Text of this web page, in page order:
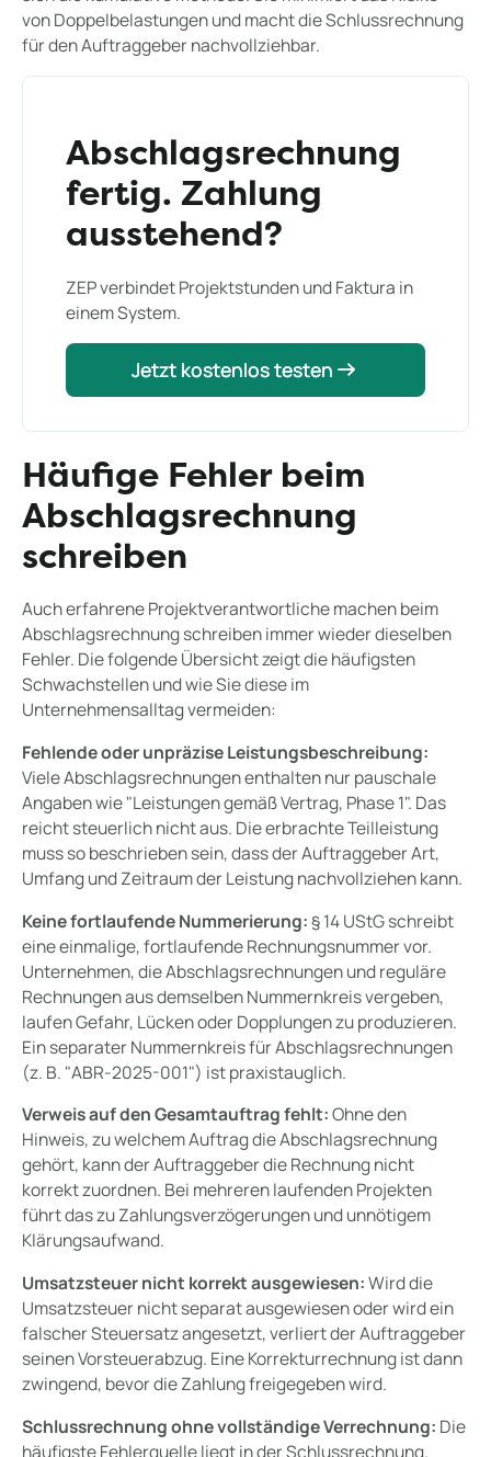
von Doppelbelastungen und macht die Schlussrechnung
für den Auftraggeber nachvollziehbar.
Abschlagsrechnung
fertig. Zahlung
ausstehend?
ZEP verbindet Projektstunden und Faktura in
einem System.
Jetzt kostenlos testen
Jetzt kostenlos testen
Häufige Fehler beim
Abschlagsrechnung
schreiben
Auch erfahrene Projektverantwortliche machen beim
Abschlagsrechnung schreiben immer wieder dieselben
Fehler. Die folgende Übersicht zeigt die häufigsten
Schwachstellen und wie Sie diese im
Unternehmensalltag vermeiden:
Fehlende oder unpräzise Leistungsbeschreibung:
Viele Abschlagsrechnungen enthalten nur pauschale
Angaben wie "Leistungen gemäß Vertrag, Phase 1". Das
reicht steuerlich nicht aus. Die erbrachte Teilleistung
muss so beschrieben sein, dass der Auftraggeber Art,
Umfang und Zeitraum der Leistung nachvollziehen kann.
Keine fortlaufende Nummerierung:§ 14 UStG schreibt
eine einmalige, fortlaufende Rechnungsnummer vor.
Unternehmen, die Abschlagsrechnungen und reguläre
Rechnungen aus demselben Nummernkreis vergeben,
laufen Gefahr, Lücken oder Dopplungen zu produzieren.
Ein separater Nummernkreis für Abschlagsrechnungen
(z. B. "ABR-2025-001") ist praxistauglich.
Verweis auf den Gesamtauftrag fehlt:Ohne den
Hinweis, zu welchem Auftrag die Abschlagsrechnung
gehört, kann der Auftraggeber die Rechnung nicht
korrekt zuordnen. Bei mehreren laufenden Projekten
führt das zu Zahlungsverzögerungen und unnötigem
Klärungsaufwand.
Umsatzsteuer nicht korrekt ausgewiesen:Wird die
Umsatzsteuer nicht separat ausgewiesen oder wird ein
falscher Steuersatz angesetzt, verliert der Auftraggeber
seinen Vorsteuerabzug. Eine Korrekturrechnung ist dann
zwingend, bevor die Zahlung freigegeben wird.
Schlussrechnung ohne vollständige Verrechnung: Die
häufigste Fehlerquelle liegt in der Schlussrechnung.